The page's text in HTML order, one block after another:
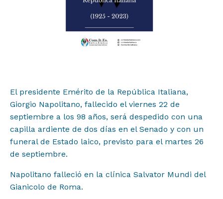
El presidente Emérito de la República Italiana,
Giorgio Napolitano, fallecido el viernes 22 de
septiembre a los 98 años, será despedido con una
capilla ardiente de dos días en el Senado y con un
funeral de Estado laico, previsto para el martes 26
de septiembre.
Napolitano falleció en la clínica Salvator Mundi del
Gianicolo de Roma.
Proyectos
Institucional